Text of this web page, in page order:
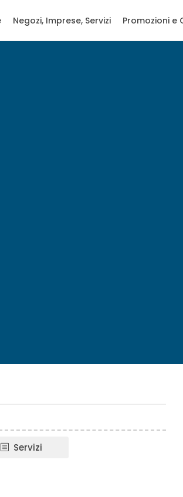
Negozi, Imprese, Servizi Promozioni e
Servizi